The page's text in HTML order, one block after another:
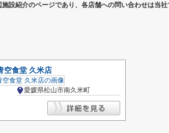
設紹介のページであり、各店舗への問い合わせは当社
空食堂 久米店
愛媛県松山市南久米町